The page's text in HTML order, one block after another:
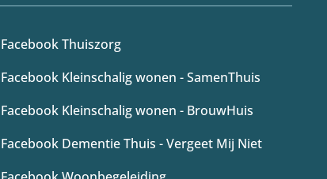
Facebook Thuiszorg
Facebook Kleinschalig wonen - SamenThuis
Facebook Kleinschalig wonen - BrouwHuis
Facebook Dementie Thuis - Vergeet Mij Niet